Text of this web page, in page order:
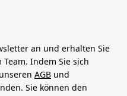
an und erhalten Sie
Indem Sie sich
AGB und
Sie können den